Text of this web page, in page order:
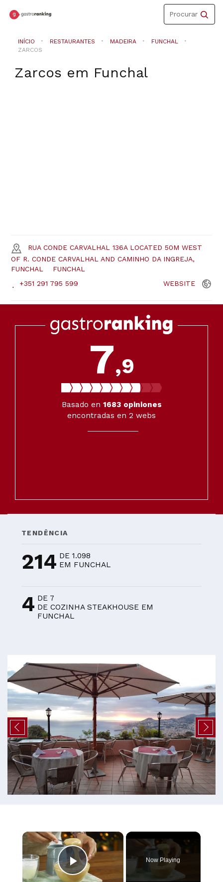
Toggle
navigation
Procurar
INÍCIO RESTAURANTES MADEIRA
FUNCHAL
ZARCOS
Zarcos em Funchal
RUA CONDE CARVALHAL 136A LOCATED 50M WEST
OF R. CONDE CARVALHAL AND CAMINHO DA INGREJA,
FUNCHAL
FUNCHAL
+351 291 795 599
WEBSITE
7,9
Basado en 1683 opiniones
encontradas en 2 webs
TENDÊNCIA
214 DE 1.098
EM FUNCHAL
4 DE 7
DE COZINHA STEAKHOUSE EM
FUNCHAL
×
Play Video
Now Playing